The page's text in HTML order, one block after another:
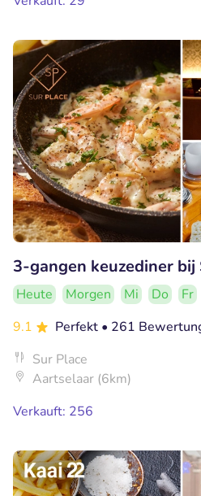
3-gangen keuzediner bij
Heute Morgen Mi Do
Fr
9.1
Perfekt • 261
Sur Place
Aartselaar (6km)
Verkauft: 256